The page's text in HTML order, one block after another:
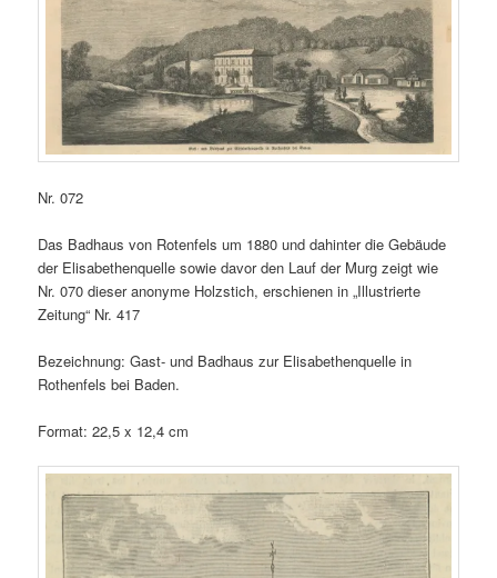
Nr. 072
Das Badhaus von Rotenfels um 1880 und dahinter die Gebäude
der Elisabethenquelle sowie davor den Lauf der Murg zeigt wie
Nr. 070 dieser anonyme Holzstich, erschienen in „Illustrierte
Zeitung“ Nr. 417
Bezeichnung: Gast- und Badhaus zur Elisabethenquelle in
Rothenfels bei Baden.
Format: 22,5 x 12,4 cm